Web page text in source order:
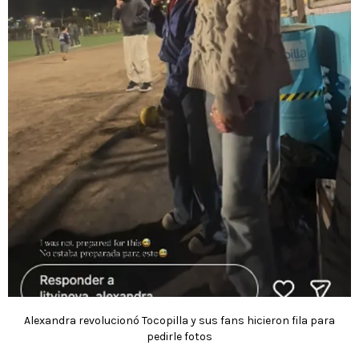
Alexandra revolucionó Tocopilla y sus fans hicieron fila para
pedirle fotos